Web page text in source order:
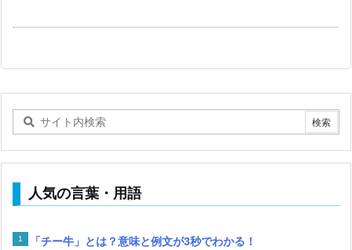
人気の言葉・用語
「チー牛」とは？意味と例文が3秒でわかる！